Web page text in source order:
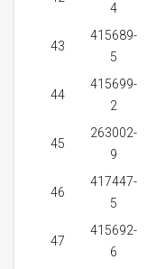
4
43
415689-
5
44
415699-
2
45
263002-
9
46
417447-
5
47
415692-
6